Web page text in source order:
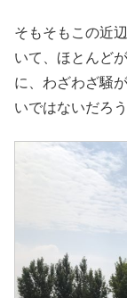
そもそもこの近
いて、ほとんど
に、わざわざ騒
いではないだろう